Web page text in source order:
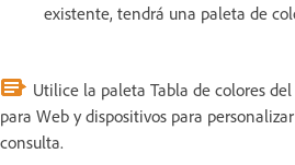
existente, tendrá una paleta de
Utilice la paleta Tabla de colores
para Web y dispositivos para
consulta.